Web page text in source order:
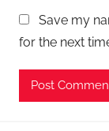
Save my
for the next